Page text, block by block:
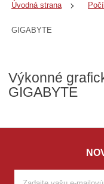
Úvodná strana
GIGABYTE
Výkonné
GIGABYTE